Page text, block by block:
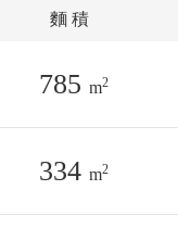
麵 積
785 m2
334 m2